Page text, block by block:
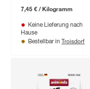
7,45 € / Kilogramm
Keine Lieferung nach
Hause
Bestellbar in Troisdorf